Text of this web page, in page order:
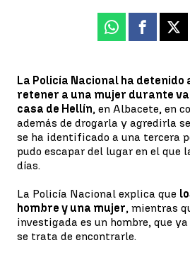
Whatsapp
Facebook
X
La Policía Nacional ha detenido
retener a una mujer durante
casa de Hellín, en Albacete, en
además de drogarla y agredirla
se ha identificado a una tercera
pudo escapar del lugar en el que
días.
La Policía Nacional explica que
hombre y una mujer, mientras
investigada es un hombre, que
se trata de encontrarle.